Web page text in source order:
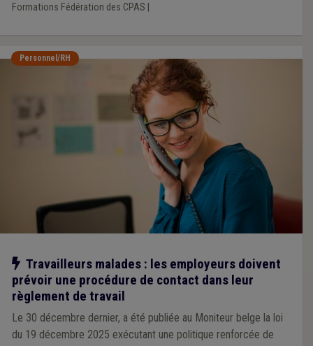
Formations Fédération des CPAS
Personnel/RH
Notre action
Travailleurs malades : les employeurs doivent
prévoir une procédure de contact dans leur
règlement de travail
Le 30 décembre dernier, a été publiée au Moniteur belge la loi
du 19 décembre 2025 exécutant une politique renforcée de